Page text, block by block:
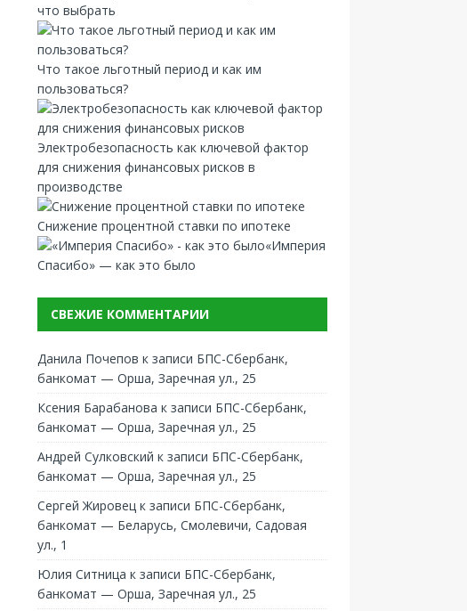
что выбрать
Что такое льготный период и как им
пользоваться?
Электробезопасность как ключевой фактор
для снижения финансовых рисков в
производстве
Снижение процентной ставки по ипотеке
«Империя
Спасибо» — как это было
СВЕЖИЕ КОММЕНТАРИИ
Данила Почепов к записи БПС-Сбербанк,
банкомат — Орша, Заречная ул., 25
Ксения Барабанова к записи БПС-Сбербанк,
банкомат — Орша, Заречная ул., 25
Андрей Сулковский к записи БПС-Сбербанк,
банкомат — Орша, Заречная ул., 25
Сергей Жировец к записи БПС-Сбербанк,
банкомат — Беларусь, Смолевичи, Садовая
ул., 1
Юлия Ситница к записи БПС-Сбербанк,
банкомат — Орша, Заречная ул., 25